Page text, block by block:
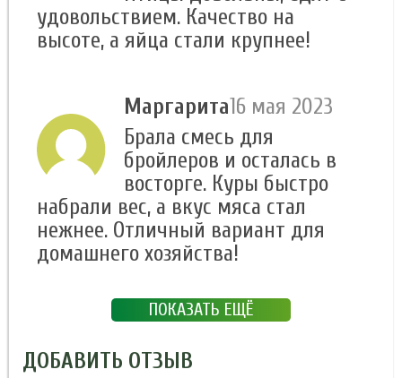
удовольствием. Качество на
высоте, а яйца стали крупнее!
Маргарита16 мая 2023
Брала смесь для
бройлеров и осталась в
восторге. Куры быстро
набрали вес, а вкус мяса стал
нежнее. Отличный вариант для
домашнего хозяйства!
ПОКАЗАТЬ ЕЩЁ
ДОБАВИТЬ ОТЗЫВ